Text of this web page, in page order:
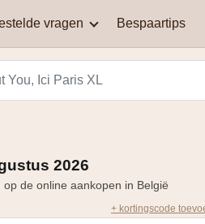
Aqualibi
Vanden Borre
vragen
Waarom werkt mijn
kortingscode niet?
kortingen en aanbiedingen
Bespaartips
2026
de online aankopen in België
+ kortingscode